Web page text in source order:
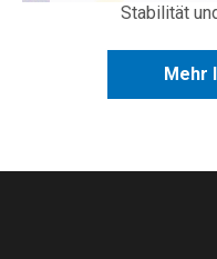
Stabilität
Mehr